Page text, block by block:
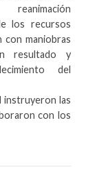
los recursos
con maniobras
resultado y
del
instruyeron las
con los